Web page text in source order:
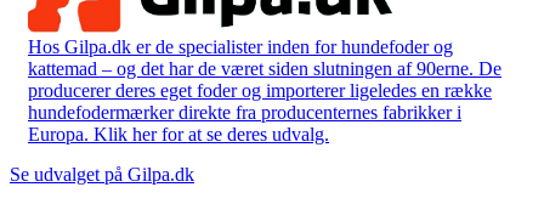
Hos Gilpa.dk er de specialister inden for hundefoder og
kattemad – og det har de været siden slutningen af 90erne. De
producerer deres eget foder og importerer ligeledes en række
hundefodermærker direkte fra producenternes fabrikker i
Europa. Klik her for at se deres udvalg.
Se udvalget på Gilpa.dk